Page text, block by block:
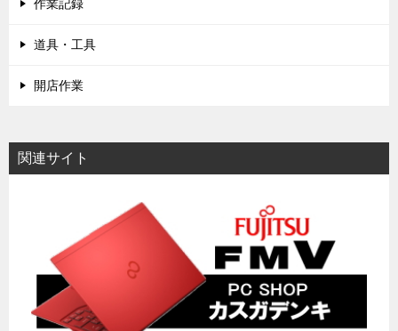
作業記録
道具・工具
開店作業
関連サイト